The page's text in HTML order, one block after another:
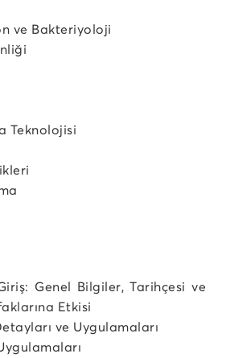
ve Bakteriyoloji
Teknolojisi
Genel Bilgiler, Tarihçesi ve
Etkisi
ve Uygulamaları